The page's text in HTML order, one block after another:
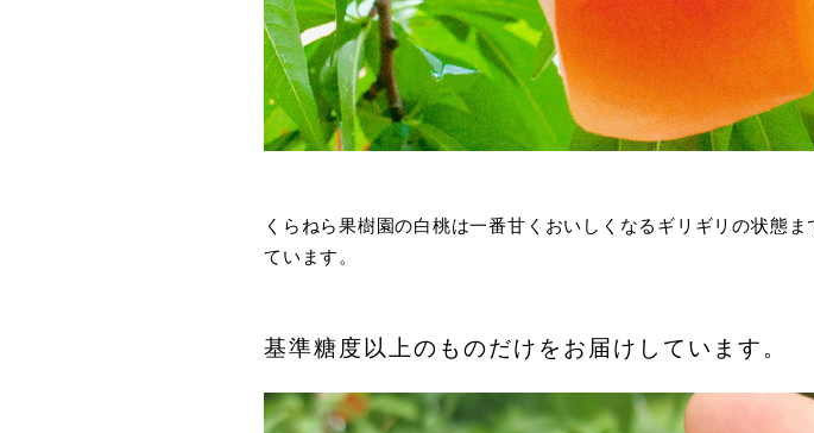
くらねら果樹園の白桃は一番甘くおいしくなるギリギリの状態
ています。
基準糖度以上のものだけをお届けしています。